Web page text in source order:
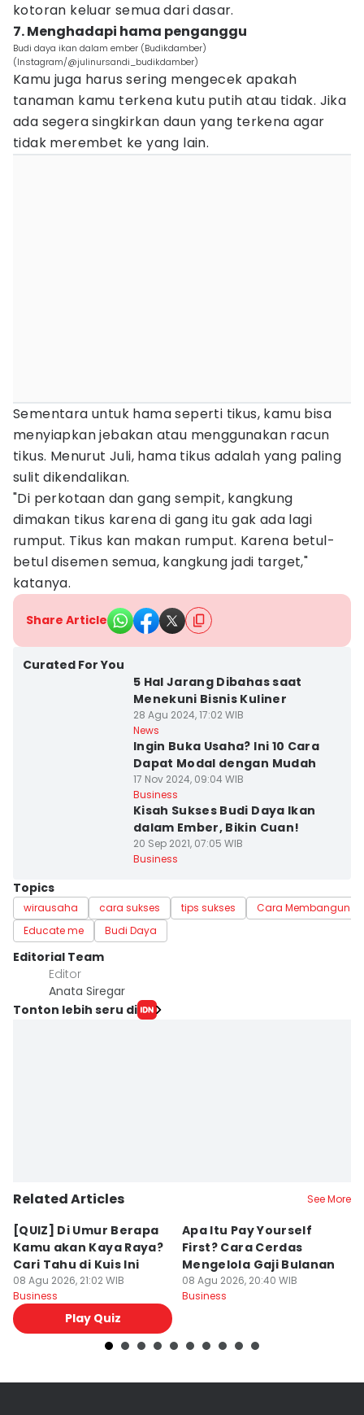
kotoran keluar semua dari dasar.
7. Menghadapi hama penganggu
Budi daya ikan dalam ember (Budikdamber)
(Instagram/@julinursandi_budikdamber)
Kamu juga harus sering mengecek apakah
tanaman kamu terkena kutu putih atau tidak. Jika
ada segera singkirkan daun yang terkena agar
tidak merembet ke yang lain.
Sementara untuk hama seperti tikus, kamu bisa
menyiapkan jebakan atau menggunakan racun
tikus. Menurut Juli, hama tikus adalah yang paling
sulit dikendalikan.
"Di perkotaan dan gang sempit, kangkung
dimakan tikus karena di gang itu gak ada lagi
rumput. Tikus kan makan rumput. Karena betul-
betul disemen semua, kangkung jadi target,"
katanya.
Share Article
Curated For You
5 Hal Jarang Dibahas saat
Menekuni Bisnis Kuliner
28 Agu 2024, 17:02 WIB
News
Ingin Buka Usaha? Ini 10 Cara
Dapat Modal dengan Mudah
17 Nov 2024, 09:04 WIB
Business
Kisah Sukses Budi Daya Ikan
dalam Ember, Bikin Cuan!
20 Sep 2021, 07:05 WIB
Business
Topics
wirausaha cara sukses tips sukses
Cara Membangun
Educate me
Budi Daya
Editorial Team
Editor
Anata Siregar
Tonton lebih seru di
Related Articles See More
[QUIZ] Di Umur Berapa
Kamu akan Kaya Raya?
Cari Tahu di Kuis Ini
08 Agu 2026, 21:02 WIB
Business
Play Quiz
Apa Itu Pay Yourself
First? Cara Cerdas
Mengelola Gaji Bulanan
08 Agu 2026, 20:40 WIB
Business